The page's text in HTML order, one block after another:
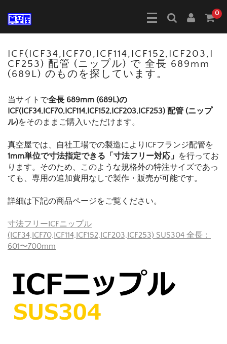
0
ICF(ICF34,ICF70,ICF114,ICF152,ICF203,I
CF253) 配管 (ニップル) で 全長 689mm
(689L) のものを探しています。
当サイトで全長 689mm (689L)の
ICF(ICF34,ICF70,ICF114,ICF152,ICF203,ICF253) 配管 (ニップ
ル)をそのままご購入いただけます。
真空屋では、自社工場での製造によりICFフランジ配管を
1mm単位で寸法指定できる「寸法フリー対応」 を行ってお
ります。そのため、このような規格外の特注サイズであっ
ても、専用の追加費用なしで製作・販売が可能です。
詳細は下記の商品ページをご覧ください。
寸法フリーICFニップル
(ICF34,ICF70,ICF114,ICF152,ICF203,ICF253) SUS304 全長：
601〜700mm